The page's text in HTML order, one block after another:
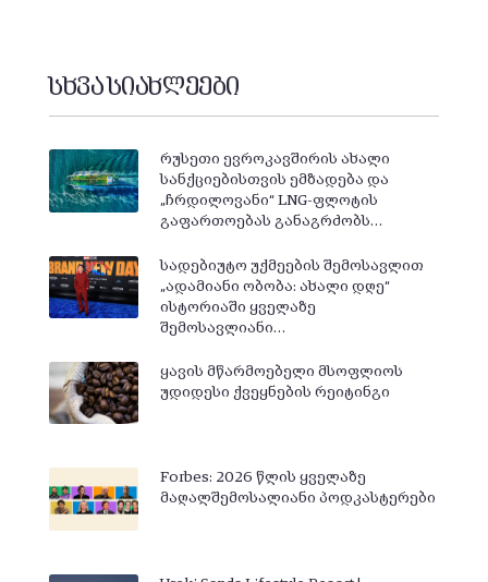
სხვა სიახლეები
რუსეთი ევროკავშირის ახალი
სანქციებისთვის ემზადება და
„ჩრდილოვანი“ LNG-ფლოტის
გაფართოებას განაგრძობს…
სადებიუტო უქმეების შემოსავლით
„ადამიანი ობობა: ახალი დღე“
ისტორიაში ყველაზე
შემოსავლიანი…
ყავის მწარმოებელი მსოფლიოს
უდიდესი ქვეყნების რეიტინგი
Forbes: 2026 წლის ყველაზე
მაღალშემოსალიანი პოდკასტერები